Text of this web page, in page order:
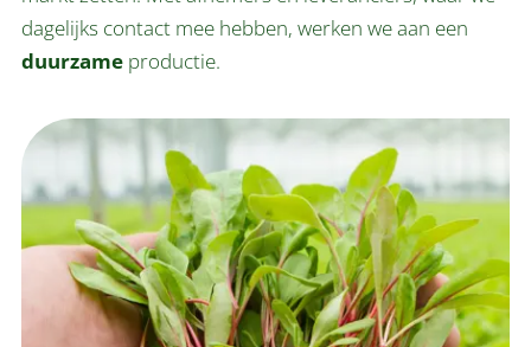
dagelijks contact mee hebben, werken we aan een
duurzame productie.